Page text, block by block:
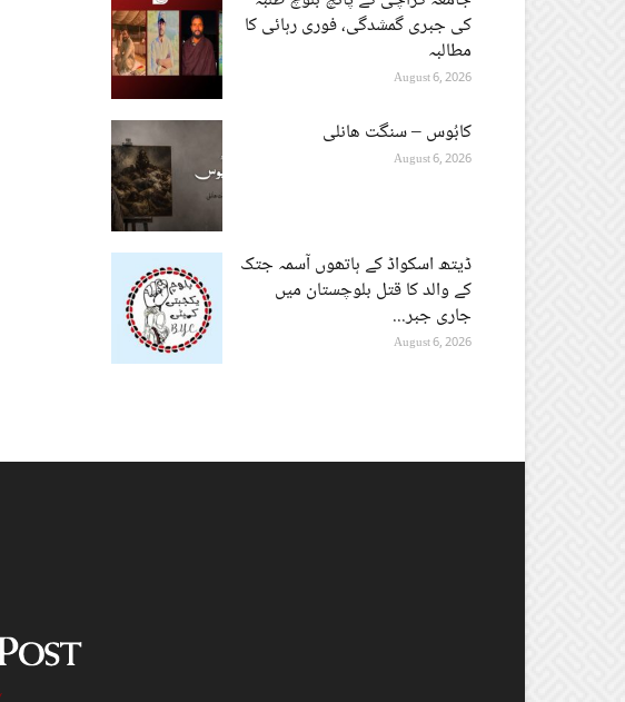
کی جبری گمشدگی، فوری رہائی کا
مطالبہ
August 6, 2026
کابُوس – سنگت ھانلی
August 6, 2026
ڈیتھ اسکواڈ کے ہاتھوں آسمہ جتک
کے والد کا قتل بلوچستان میں
جاری جبر...
August 6, 2026